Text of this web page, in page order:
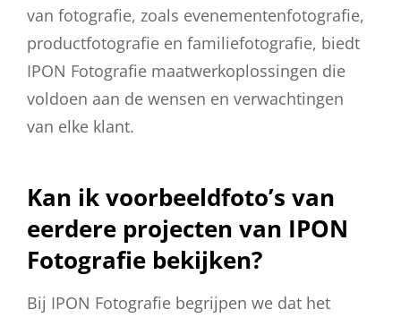
van fotografie, zoals evenementenfotografie,
productfotografie en familiefotografie, biedt
IPON Fotografie maatwerkoplossingen die
voldoen aan de wensen en verwachtingen
van elke klant.
Kan ik voorbeeldfoto’s van
eerdere projecten van IPON
Fotografie bekijken?
Bij IPON Fotografie begrijpen we dat het